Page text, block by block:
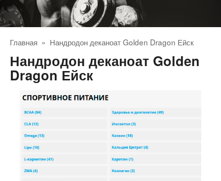
Главная » Нандродон деканоат Golden Dragon Ейск
Нандродон деканоат Golden
Dragon Ейск